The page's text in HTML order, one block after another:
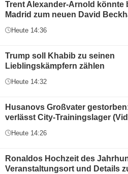
Trent Alexander-Arnold könnte
Madrid zum neuen David
Heute 14:36
Trump soll Khabib zu seinen
Lieblingskämpfern zählen
Heute 14:32
Husanovs Großvater
verlässt City-Trainingslager
Heute 14:26
Ronaldos Hochzeit des
Veranstaltungsort und Details